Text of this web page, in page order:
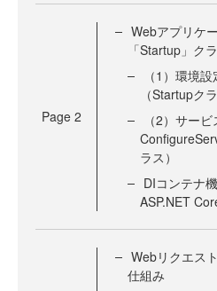
Page 2
Webアプリケ
「Startup」ク
（1）環境
（Startupクラ
（2）サー
ラス）
DIコンテナ
ASP.NET
Webリクエス
仕組み